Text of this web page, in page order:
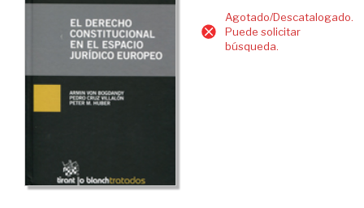
Agotado/Descatalogado.
Puede solicitar
búsqueda.